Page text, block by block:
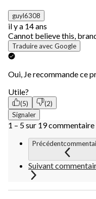
guyl6308
il y a 14 ans
Cannot believe this,
Traduire avec Google
Oui, Je recommande ce
Utile?
(5)
(2)
Signaler
1 – 5 sur 19 commentaire
Suivant